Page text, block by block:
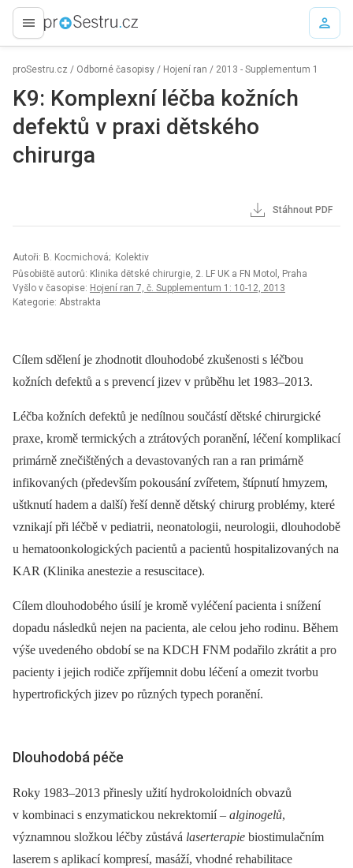
proLékaře.cz
proSestru.cz / Odborné časopisy / Hojení ran / 2013 - Supplementum 1
K9: Komplexní léčba kožních
defektů v praxi dětského
chirurga
Stáhnout PDF
Autoři: B. Kocmichová; Kolektiv
Působiště autorů: Klinika dětské chirurgie, 2. LF UK a FN Motol, Praha
Vyšlo v časopise: Hojení ran 7, č. Supplementum 1: 10-12, 2013
Kategorie: Abstrakta
Cílem sdělení je zhodnotit dlouhodobé zkušenosti s léčbou
kožních defektů a s prevencí jizev v průběhu let 1983–2013.
Léčba kožních defektů je nedílnou součástí dětské chirurgické
praxe, kromě termických a ztrátových poranění, léčení komplikací
primárně znečištěných a devastovaných ran a ran primárně
infikovaných (především pokousání zvířetem, štípnutí hmyzem,
uštknutí hadem a další) řeší denně dětský chirurg problémy, které
vznikají při léčbě v pediatrii, neonatologii, neurologii, dlouhodobě
u hematoonkologických pacientů a pacientů hospitalizovaných na
KAR (Klinika anestezie a resuscitace).
Cílem dlouhodobého úsilí je kromě vyléčení pacienta i snížení
dopadu následků nejen na pacienta, ale celou jeho rodinu. Během
výše uvedeného období se na KDCH FNM podařilo zkrátit a pro
pacienty i jejich rodiče zpříjemnit dobu léčení a omezit tvorbu
hypertrofických jizev po různých typech poranění.
Dlouhodobá péče
Roky 1983–2013 přinesly užití hydrokoloidních obvazů
v kombinaci s enzymatickou nekrektomií –⁠ alginogelů,
významnou složkou léčby zůstává laserterapie biostimulačním
laserem s aplikací kompresí, masáží, vhodné rehabilitace